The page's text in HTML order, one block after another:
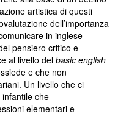
artistica di questi
dell’importanza
in inglese
pensiero critico e
al livello del basic english
e che non
Un livello che ci
che
elementari e